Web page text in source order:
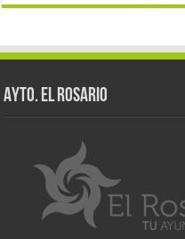
AYTO. EL ROSARIO